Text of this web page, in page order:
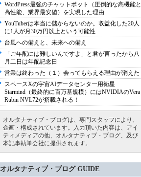
WordPress最強のチャットボット（圧倒的な高機能と
高性能、業界最安値）を実現した理由
YouTuberは本当に儲からないのか。収益化した20人
に1人が月30万円以上という可能性
台風への備えと、未来への備え
「ご年配には難しいんですよ」と君が言ったから八
月二日は年配記念日
営業は終わった（１）会ってもらえる理由が消えた
スペースXの宇宙AIデータセンター用衛星
Starmind（最終的に百万基規模）にはNVIDIAのVera
Rubin NVL72が搭載される！
オルタナティブ・ブログは、専門スタッフにより、
企画・構成されています。入力頂いた内容は、アイ
ティメディアの他、オルタナティブ・ブログ、及び
本記事執筆会社に提供されます。
オルタナティブ・ブログ GUIDE